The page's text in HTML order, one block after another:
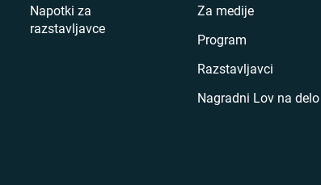
Napotki za
razstavljavce
Za medije
Program
Razstavljavci
Nagradni Lov na delo